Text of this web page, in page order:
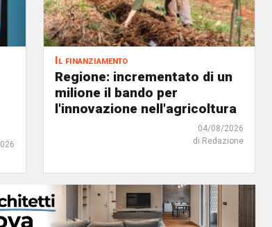
Il finanziamento
Regione: incrementato di un
milione il bando per
l'innovazione nell'agricoltura
04/08/2026
di Redazione